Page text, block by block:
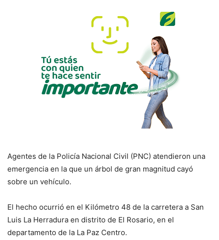
Agentes de la Policía Nacional Civil (PNC) atendieron una
emergencia en la que un árbol de gran magnitud cayó
sobre un vehículo.
El hecho ocurrió en el Kilómetro 48 de la carretera a San
Luis La Herradura en distrito de El Rosario, en el
departamento de la La Paz Centro.